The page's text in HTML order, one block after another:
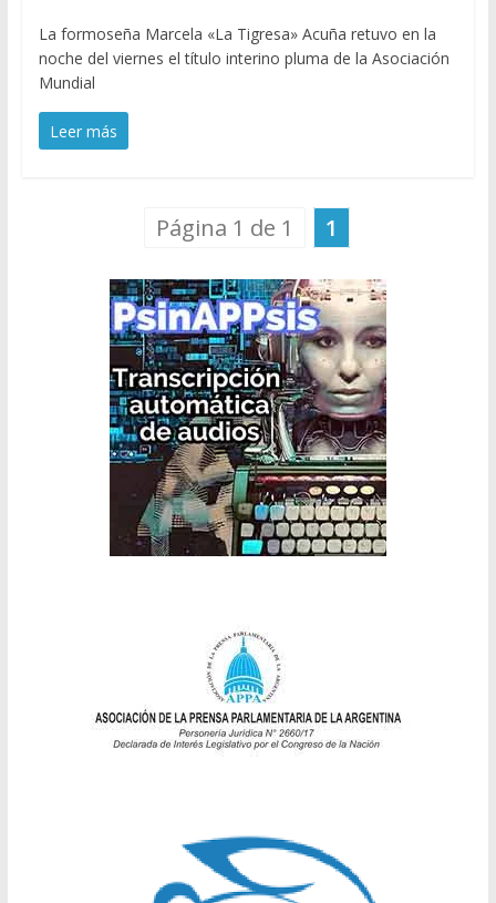
La formoseña Marcela «La Tigresa» Acuña retuvo en la
noche del viernes el título interino pluma de la Asociación
Mundial
Leer más
Página 1 de 1 1